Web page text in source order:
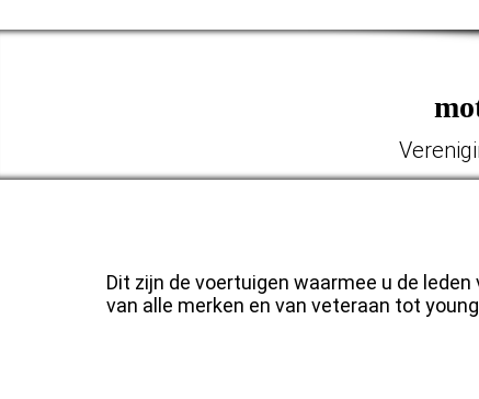
Dit zijn de voertuigen waarmee u de
van alle merken en van veteraan tot